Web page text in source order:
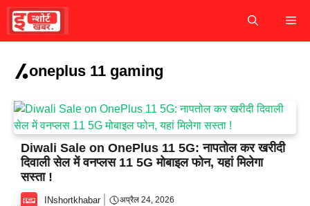
Skip
content
oneplus 11 gaming
Diwali Sale on OnePlus 11 5G: नापतोल कर खरीदी
दिवाली सेल में वनप्लस 11 5G मोबाइल फोन, यहां मिलेगा
सस्ता ‌!
INshortkhabar अप्रैल 24, 2026